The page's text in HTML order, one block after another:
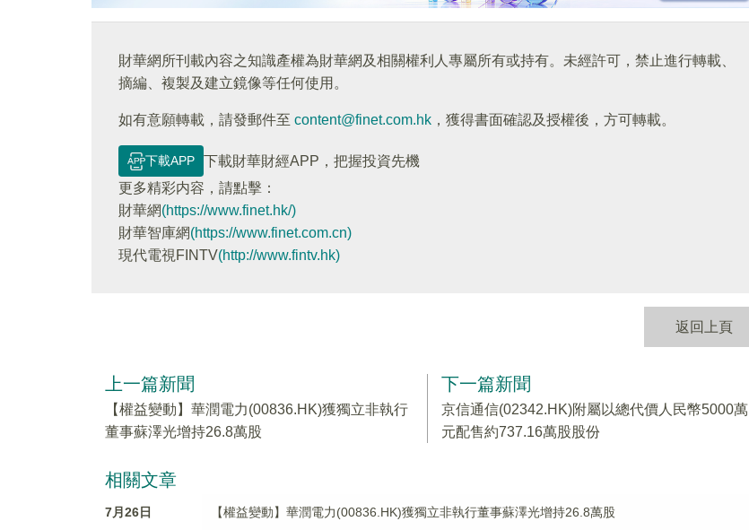
財華網所刊載內容之知識產權為財華網及相關權利人專屬所有或持有。未經許可，禁止進行轉載、
摘編、複製及建立鏡像等任何使用。
如有意願轉載，請發郵件至 content@finet.com.hk ，獲得書面確認及授權後，方可轉載。
下載APP
下載財華財經APP，把握投資先機
更多精彩内容，請點擊：
財華網(https://www.finet.hk/)
財華智庫網(https://www.finet.com.cn)
現代電視FINTV(http://www.fintv.hk)
返回上頁
上一篇新聞
【權益變動】華潤電力(00836.HK)獲獨立非執行
董事蘇澤光增持26.8萬股
下一篇新聞
京信通信(02342.HK)附屬以總代價人民幣5000萬
元配售約737.16萬股股份
相關文章
7月26日 【權益變動】華潤電力(00836.HK)獲獨立非執行董事蘇澤光增持26.8萬股